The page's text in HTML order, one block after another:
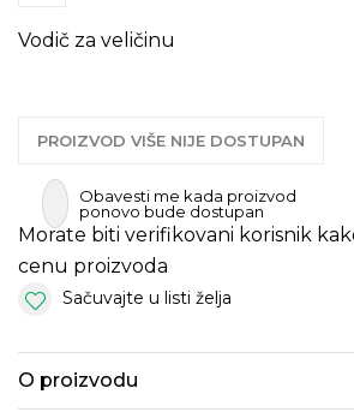
Vodič za veličinu
PROIZVOD VIŠE NIJE DOSTUPAN
Obavesti me kada proizvod
ponovo bude dostupan
Morate biti verifikovani korisnik
cenu proizvoda
Sačuvajte u listi želja
O proizvodu